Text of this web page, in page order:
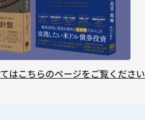
はこちらのページをご覧ください